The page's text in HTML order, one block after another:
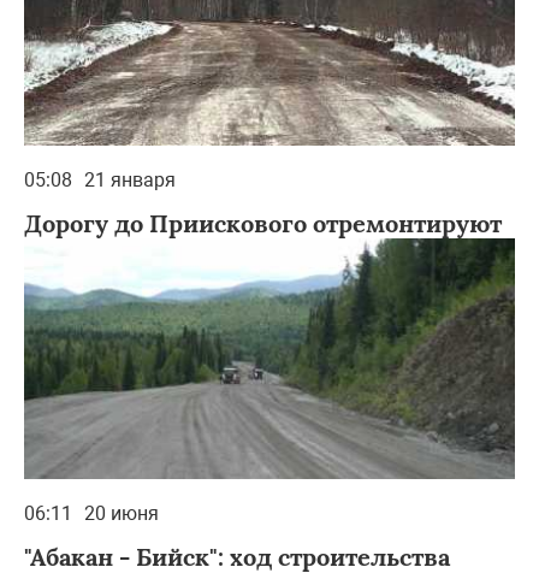
05:08 21 января
Дорогу до Приискового отремонтируют
06:11 20 июня
"Абакан - Бийск": ход строительства